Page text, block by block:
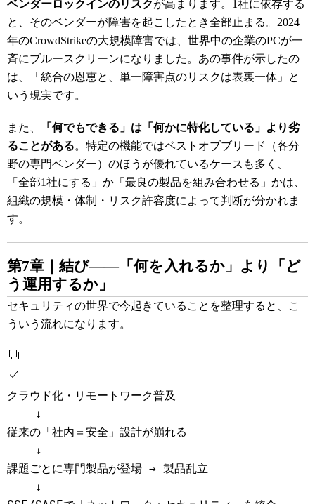
ベンダーロックインのリスクが高まります。1社に依存する
と、そのベンダーが障害を起こしたとき全部止まる。2024
年のCrowdStrikeの大規模障害では、世界中の企業のPCが一
斉にブルースクリーンになりました。あの事件が示したの
は、「統合の恩恵と、単一障害点のリスクは表裏一体」と
いう現実です。
また、
「何でもできる」は「何かに特化している」より劣
ることがある。特定の機能ではベストオブブリード（各分
野の専門ベンダー）のほうが優れているケースも多く、
「全部1社にする」か「最良の製品を組み合わせる」かは、
組織の規模・体制・リスク許容度によって判断が分かれま
す。
第7章｜結び――「何を入れるか」より「ど
う運用するか」
セキュリティの世界で今起きていることを整理すると、こ
ういう流れになります。